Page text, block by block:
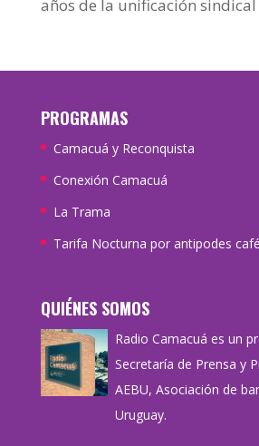
años de la unificación
PROGRAMAS
Camacuá y Reconquista
Conexión Camacuá
La Trama
Tarifa Nocturna por antipodes café
QUIÉNES SOMOS
Radio Camacuá es un
Secretaría de Prensa y
AEBU, Asociación de
Uruguay.